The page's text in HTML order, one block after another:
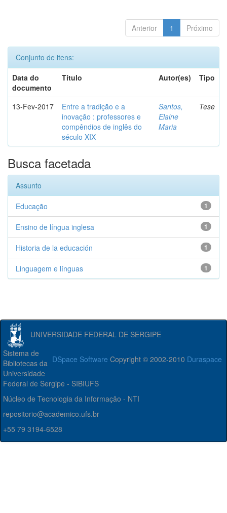
Anterior 1 Próximo
Conjunto de itens:
Data do
documento
Título Autor(es) Tipo
13-Fev-2017
Entre a tradição e a
inovação : professores e
compêndios de inglês do
século XIX
Santos,
Elaine
Maria
Tese
Busca facetada
Assunto
1
Educação
1
Ensino de língua inglesa
1
Historia de la educación
1
Linguagem e línguas
UNIVERSIDADE FEDERAL DE SERGIPE
DSpace Software Copyright © 2002-2010 Duraspace
Sistema de
Bibliotecas da
Universidade
Federal de Sergipe - SIBIUFS
Núcleo de Tecnologia da Informação - NTI
repositorio@academico.ufs.br
+55 79 3194-6528